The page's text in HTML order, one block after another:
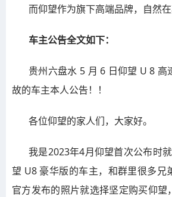
而仰望作为旗下高端品牌，自然在
车主公告全文如下：
贵州六盘水 5 月 6 日仰望 U 8 高
故的车主本人公告！！
各位仰望的家人们，大家好。
我是2023年4月仰望首次公布时
望 U8 豪华版的车主，和群里很多兄
官方发布的照片就选择坚定购买仰望